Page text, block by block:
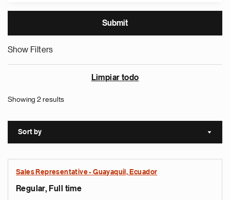
Show Filters
Limpiar todo
Showing 2 results
Sort by Sort
Sales Representative - Guayaquil, Ecuador
Regular, Full time